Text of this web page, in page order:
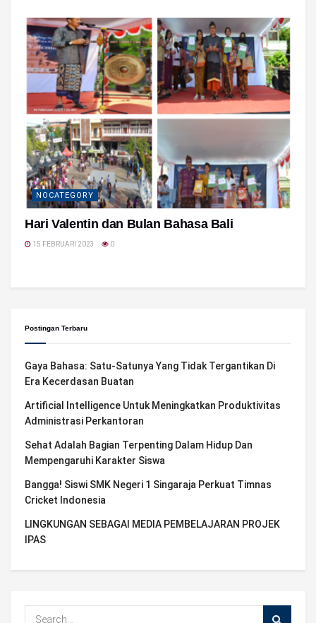
NOCATEGORY
Hari Valentin dan Bulan Bahasa Bali
15 FEBRUARI 2023 0
Postingan Terbaru
Gaya Bahasa: Satu-Satunya Yang Tidak Tergantikan Di
Era Kecerdasan Buatan
Artificial Intelligence Untuk Meningkatkan Produktivitas
Administrasi Perkantoran
Sehat Adalah Bagian Terpenting Dalam Hidup Dan
Mempengaruhi Karakter Siswa
Bangga! Siswi SMK Negeri 1 Singaraja Perkuat Timnas
Cricket Indonesia
LINGKUNGAN SEBAGAI MEDIA PEMBELAJARAN PROJEK
IPAS